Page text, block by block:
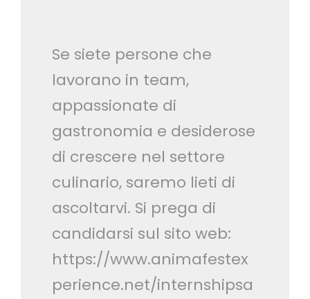
Se siete persone che
lavorano in team,
appassionate di
gastronomia e desiderose
di crescere nel settore
culinario, saremo lieti di
ascoltarvi. Si prega di
candidarsi sul sito web:
https://www.animafestex
perience.net/internshipsa